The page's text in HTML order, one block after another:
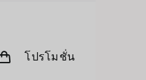
โปรโมชั่น